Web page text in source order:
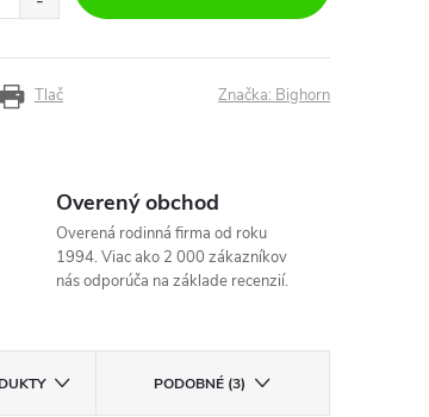
Tlač Značka: Bighorn
Overený obchod
Overená rodinná firma od roku
1994. Viac ako 2 000 zákazníkov
nás odporúča na základe recenzií.
PODOBNÉ (3)